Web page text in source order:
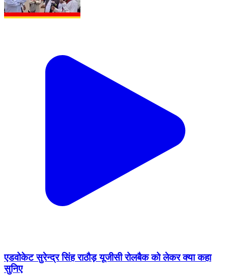
एडवोकेट सुरेन्द्र सिंह राठौड़ यूजीसी रोलबैक को लेकर क्या कहा
सुनिए